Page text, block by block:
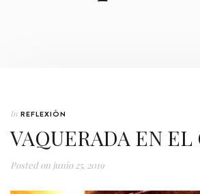
In REFLEXIÓN
VAQUERADA EN EL
Posted on junio 25, 2019